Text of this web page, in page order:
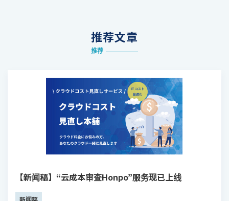
推荐文章
推荐
【新闻稿】“云成本审查Honpo”服务现已上线
新闻稿